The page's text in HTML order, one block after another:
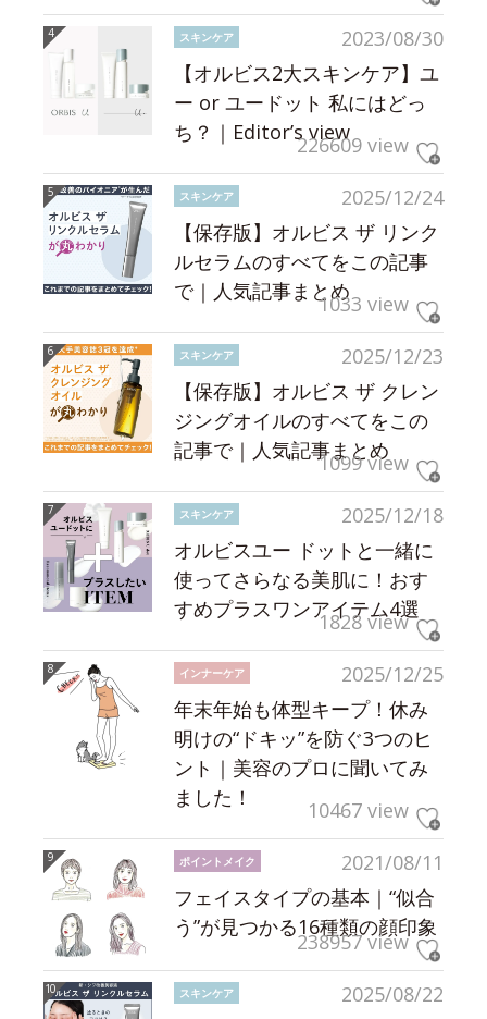
2023/08/30
スキンケア
【オルビス2大スキンケア】ユ
ー or ユードット 私にはどっ
ち？｜Editor’s view226609 view
2025/12/24
スキンケア
【保存版】オルビス ザ リンク
ルセラムのすべてをこの記事
で｜人気記事まとめ1033 view
2025/12/23
スキンケア
【保存版】オルビス ザ クレン
ジングオイルのすべてをこの
記事で｜人気記事まとめ
1099 view
2025/12/18
スキンケア
オルビスユー ドットと一緒に
使ってさらなる美肌に！おす
すめプラスワンアイテム4選
1828 view
2025/12/25
インナーケア
年末年始も体型キープ！休み
明けの“ドキッ”を防ぐ3つのヒ
ント｜美容のプロに聞いてみ
ました！
10467 view
2021/08/11
ポイントメイク
フェイスタイプの基本｜“似合
う”が見つかる16種類の顔印象
238957 view
2025/08/22
スキンケア